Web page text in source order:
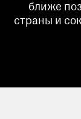
ближе
страны и